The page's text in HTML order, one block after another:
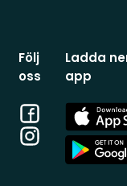
Följ
oss
Facebook
Instagram
Ladda
app
App
Store
App
Store